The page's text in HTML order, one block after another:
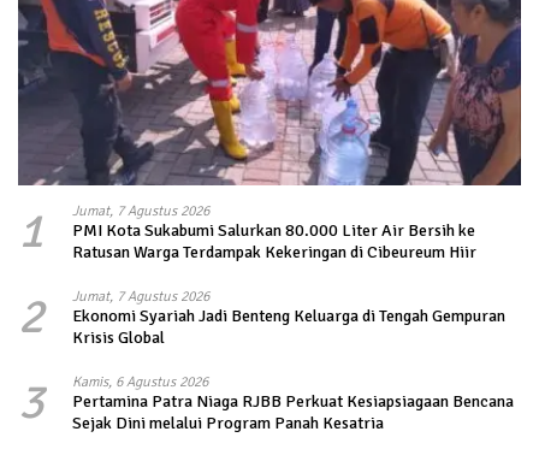
1 Jumat, 7 Agustus 2026
PMI Kota Sukabumi Salurkan 80.000 Liter Air Bersih ke
Ratusan Warga Terdampak Kekeringan di Cibeureum Hiir
2 Jumat, 7 Agustus 2026
Ekonomi Syariah Jadi Benteng Keluarga di Tengah Gempuran
Krisis Global
3 Kamis, 6 Agustus 2026
Pertamina Patra Niaga RJBB Perkuat Kesiapsiagaan Bencana
Sejak Dini melalui Program Panah Kesatria